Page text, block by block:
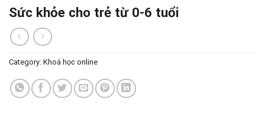
Sức khỏe cho trẻ từ 0-6 tuổi
Category: Khoá học online